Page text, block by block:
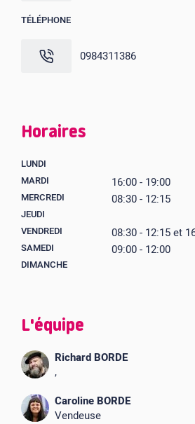
TÉLÉPHONE
0984311386
Horaires
LUNDI
MARDI
16:00 - 19:00
MERCREDI 08:30 - 12:15
JEUDI
VENDREDI
08:30 - 12:15 et
SAMEDI 09:00 - 12:00
DIMANCHE
L'équipe
Richard BORDE
,
Caroline BORDE
Vendeuse